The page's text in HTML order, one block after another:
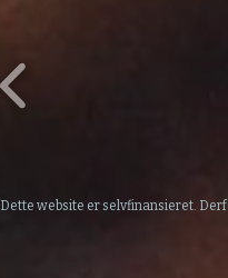
Dette website er selvfinansieret.